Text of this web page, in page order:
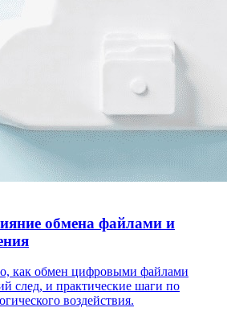
обмена файлами и
как обмен цифровыми файлами
след, и практические шаги по
воздействия.